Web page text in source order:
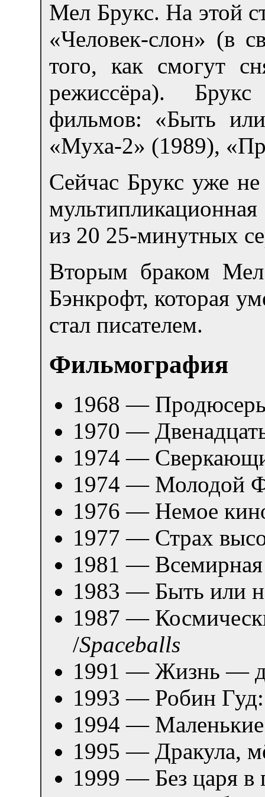
Мел Брукс. На этой
«Человек-слон» (в
того, как смогут
режиссёра).
фильмов: «Быть
«Муха-2» (1989),
Сейчас Брукс уже
из 20 25-минутных
Вторым браком
Бэнкрофт, которая
стал писателем.
Фильмография
1968 —
1970 —
1974 —
1974 — Молодой
1976 — Немое
1977 — Страх
1981 —
1983 — Быть или
1987 —
/Spaceballs
1991 — Жизнь —
1993 — Робин
1994 — Маленькие
1995 — Дракула,
1999 — Без царя в